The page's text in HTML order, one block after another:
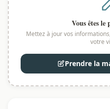
Vous êtes
Mettez à jour vos
votre
Prendre la